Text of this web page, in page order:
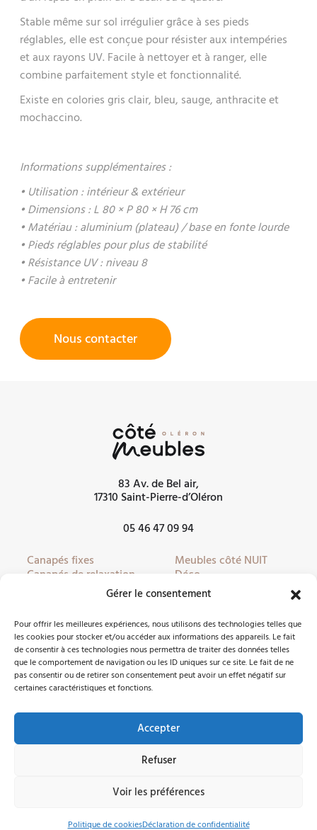
Gérer le consentement
Pour offrir les meilleures expériences, nous utilisons des technologies telles que
les cookies pour stocker et/ou accéder aux informations des appareils. Le fait
de consentir à ces technologies nous permettra de traiter des données telles
que le comportement de navigation ou les ID uniques sur ce site. Le fait de ne
pas consentir ou de retirer son consentement peut avoir un effet négatif sur
certaines caractéristiques et fonctions.
Accepter
Refuser
Voir les préférences
Politique de cookiesDéclaration de confidentialité
Pièces |
Stable même sur sol irrégulier grâce à ses pieds
réglables, elle est conçue pour résister aux intempéries
et aux rayons UV. Facile à nettoyer et à ranger, elle
combine parfaitement style et fonctionnalité.
Existe en colories gris clair, bleu, sauge, anthracite et
mochaccino.
Informations supplémentaires :
• Utilisation : intérieur & extérieur
• Dimensions : L 80 × P 80 × H 76 cm
• Matériau : aluminium (plateau) / base en fonte lourde
• Pieds réglables pour plus de stabilité
• Résistance UV : niveau 8
• Facile à entretenir
Nous contacter
83 Av. de Bel air,
17310 Saint-Pierre-d’Oléron
05 46 47 09 94
Canapés fixes
Canapés de relaxation
Canapés convertibles
Meubles côté JOUR
Meubles côté NUIT
Déco
Literie
Partenaires
FacebookInstagram
Nous contacter